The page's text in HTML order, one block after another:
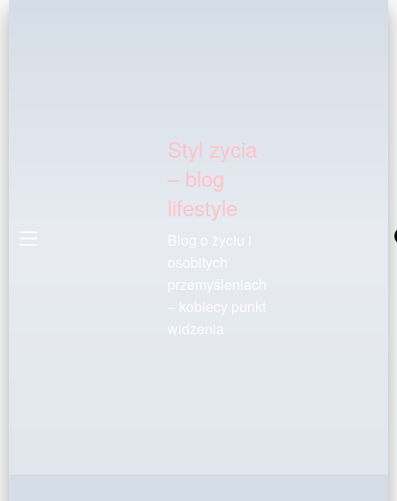
Styl zycia
– blog
lifestyle
przemyśleniach
– kobiecy punkt
widzenia